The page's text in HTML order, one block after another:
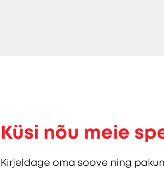
Küsi nõu meie
Kirjeldage oma soove ning